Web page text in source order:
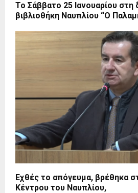
Το Σάββατο 25 Ιανουαρίου στη
βιβλιοθήκη Ναυπλίου “Ο
Εχθές το απόγευμα, βρέθηκα
Κέντρου του Ναυπλίου,